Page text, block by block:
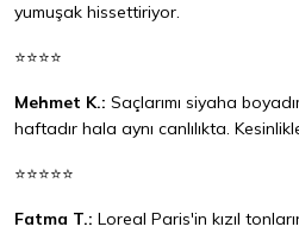
yumuşak hissettiriyor.
⭐⭐⭐⭐
Mehmet K.: Saçlarımı siyaha
haftadır hala aynı canlılıkta.
⭐⭐⭐⭐⭐
Fatma T.: Loreal Paris'in kızıl